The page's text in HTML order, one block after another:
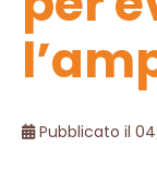
Pubblicato il